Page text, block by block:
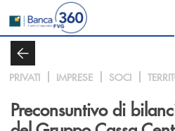
Salta al contenuto principale
PRIVATI IMPRESE SOCI
Preconsuntivo di